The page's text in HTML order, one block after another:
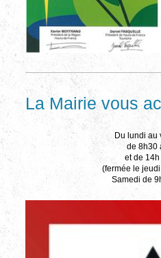
La Mairie vous
Du lundi au
de 8h30
et de
(fermée le
Samedi de